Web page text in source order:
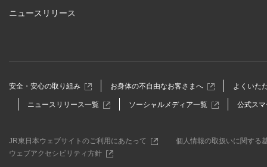
ニュースリリース
す
安全・安心の取り組み 別
ィ
ウ
お身体の不自由なお客さまへ 別
ィ
ウ
よくいた
ニュースリリース一覧別
ド
ウ
ソーシャルメディア一覧別
ド
公式ス
JR東日本ウェブサイトのご利用にあたって 別
個人情報の取扱いに関する
ウェブアクセシビリティ方針別